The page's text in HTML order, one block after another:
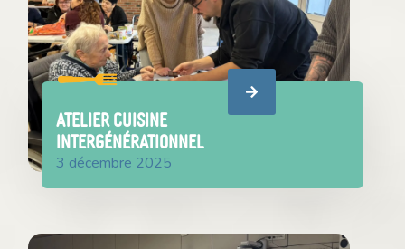
ATELIER CUISINE
INTERGÉNÉRATIONNEL
3 décembre 2025